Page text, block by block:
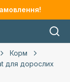
Корм
для дорослих